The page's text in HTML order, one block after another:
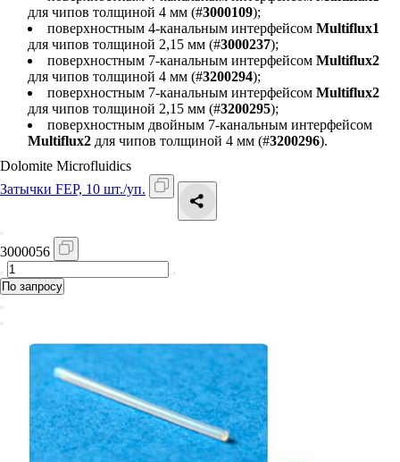
для чипов толщиной 4 мм (#3000109);
поверхностным 4-канальным интерфейсом Multiflux1
для чипов толщиной 2,15 мм (#3000237);
поверхностным 7-канальным интерфейсом Multiflux2
для чипов толщиной 4 мм (#3200294);
поверхностным 7-канальным интерфейсом Multiflux2
для чипов толщиной 2,15 мм (#3200295);
поверхностным двойным 7-канальным интерфейсом
Multiflux2 для чипов толщиной 4 мм (#3200296).
Dolomite Microfluidics
Затычки FEP, 10 шт./уп.
3000056
По запросу